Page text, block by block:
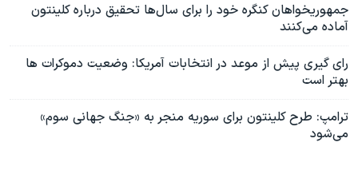
جمهوریخواهان کنگره خود را برای سال‌ها تحقیق درباره کلینتون
آماده می‌کنند
رای گیری پیش از موعد در انتخابات آمریکا: وضعیت دموکرات ها
بهتر است
ترامپ: طرح کلینتون برای سوریه منجر به «جنگ جهانی سوم»
می‌شود